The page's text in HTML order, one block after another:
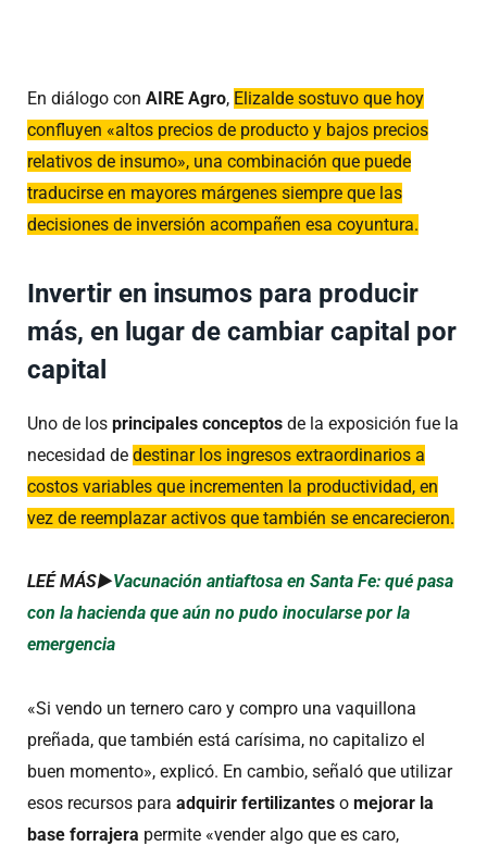
En diálogo con AIRE Agro, Elizalde sostuvo que hoy
confluyen «altos precios de producto y bajos precios
relativos de insumo», una combinación que puede
traducirse en mayores márgenes siempre que las
decisiones de inversión acompañen esa coyuntura.
Invertir en insumos para producir
más, en lugar de cambiar capital por
capital
Uno de los principales conceptos de la exposición fue la
necesidad de destinar los ingresos extraordinarios a
costos variables que incrementen la productividad, en
vez de reemplazar activos que también se encarecieron.
LEÉ MÁS►Vacunación antiaftosa en Santa Fe: qué pasa
con la hacienda que aún no pudo inocularse por la
emergencia
«Si vendo un ternero caro y compro una vaquillona
preñada, que también está carísima, no capitalizo el
buen momento», explicó. En cambio, señaló que utilizar
esos recursos para adquirir fertilizantes o mejorar la
base forrajera permite «vender algo que es caro,